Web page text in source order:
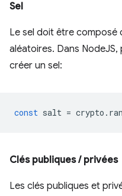
Sel
Le sel doit être composé
aléatoires. Dans
créer un sel:
const salt = crypto .
Clés publiques / privées
Les clés publiques et